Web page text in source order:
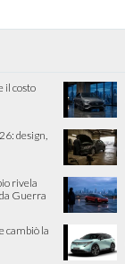
il costo
design,
rivela
Guerra
cambiò la